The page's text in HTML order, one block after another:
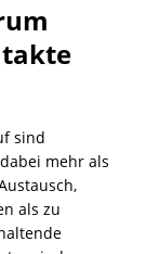
sind
mehr als
als zu